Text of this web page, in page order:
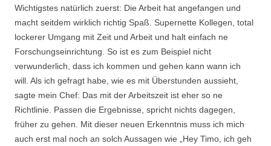
Wichtigstes natürlich zuerst: Die Arbeit hat angefangen und
macht seitdem wirklich richtig Spaß. Supernette Kollegen, total
lockerer Umgang mit Zeit und Arbeit und halt einfach ne
Forschungseinrichtung. So ist es zum Beispiel nicht
verwunderlich, dass ich kommen und gehen kann wann ich
will. Als ich gefragt habe, wie es mit Überstunden aussieht,
sagte mein Chef: Das mit der Arbeitszeit ist eher so ne
Richtlinie. Passen die Ergebnisse, spricht nichts dagegen,
früher zu gehen. Mit dieser neuen Erkenntnis muss ich mich
auch erst mal noch an solch Aussagen wie „Hey Timo, ich geh